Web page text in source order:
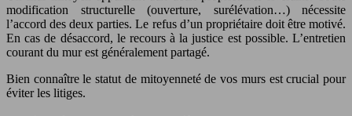
modification structurelle (ouverture, surélévation…) nécessite
l’accord des deux parties. Le refus d’un propriétaire doit être motivé.
En cas de désaccord, le recours à la justice est possible. L’entretien
courant du mur est généralement partagé.
Bien connaître le statut de mitoyenneté de vos murs est crucial pour
éviter les litiges.